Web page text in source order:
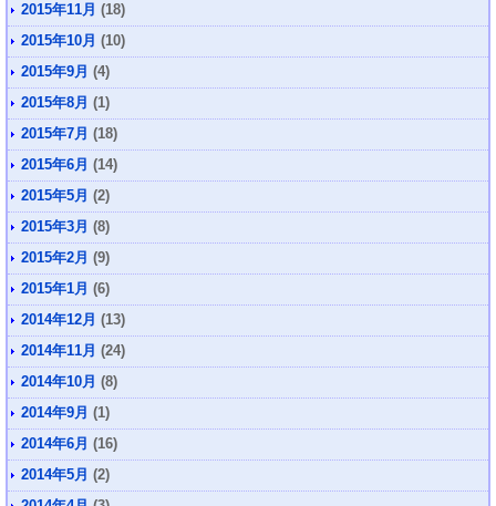
2015年11月 (18)
2015年10月 (10)
2015年9月 (4)
2015年8月 (1)
2015年7月 (18)
2015年6月 (14)
2015年5月 (2)
2015年3月 (8)
2015年2月 (9)
2015年1月 (6)
2014年12月 (13)
2014年11月 (24)
2014年10月 (8)
2014年9月 (1)
2014年6月 (16)
2014年5月 (2)